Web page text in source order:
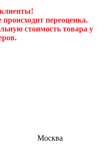
переоценка.
стоимость товара у
Москва